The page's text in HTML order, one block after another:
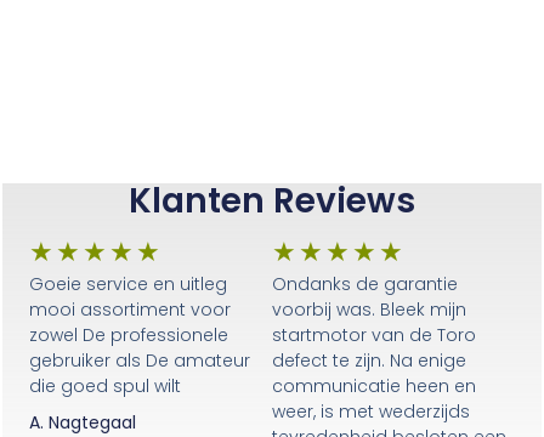
Klanten Reviews
★ ★ ★ ★ ★
Goeie service en uitleg
mooi assortiment voor
zowel De professionele
gebruiker als De amateur
die goed spul wilt
A. Nagtegaal
★ ★ ★ ★ ★
Ondanks de garantie
voorbij was. Bleek mijn
startmotor van de Toro
defect te zijn. Na enige
communicatie heen en
weer, is met wederzijds